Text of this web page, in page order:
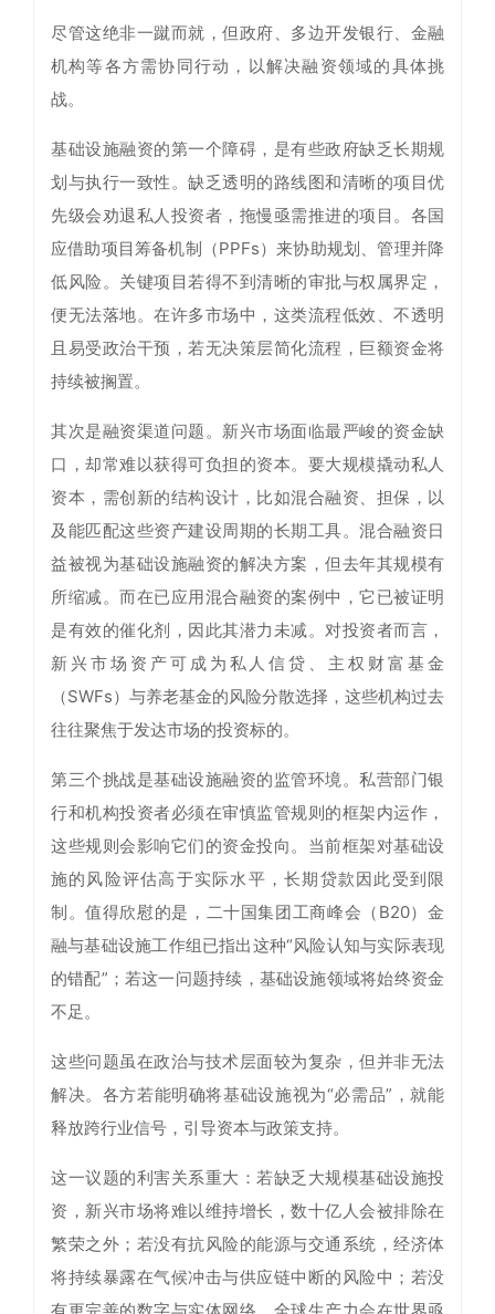
尽管这绝非一蹴而就，但政府、多边开发银行、金融
机构等各方需协同行动，以解决融资领域的具体挑
战。
基础设施融资的第一个障碍，是有些政府缺乏长期规
划与执行一致性。缺乏透明的路线图和清晰的项目优
先级会劝退私人投资者，拖慢亟需推进的项目。各国
应借助项目筹备机制（PPFs）来协助规划、管理并降
低风险。关键项目若得不到清晰的审批与权属界定，
便无法落地。在许多市场中，这类流程低效、不透明
且易受政治干预，若无决策层简化流程，巨额资金将
持续被搁置。
其次是融资渠道问题。新兴市场面临最严峻的资金缺
口，却常难以获得可负担的资本。要大规模撬动私人
资本，需创新的结构设计，比如混合融资、担保，以
及能匹配这些资产建设周期的长期工具。混合融资日
益被视为基础设施融资的解决方案，但去年其规模有
所缩减。而在已应用混合融资的案例中，它已被证明
是有效的催化剂，因此其潜力未减。对投资者而言，
新兴市场资产可成为私人信贷、主权财富基金
（SWFs）与养老基金的风险分散选择，这些机构过去
往往聚焦于发达市场的投资标的。
第三个挑战是基础设施融资的监管环境。私营部门银
行和机构投资者必须在审慎监管规则的框架内运作，
这些规则会影响它们的资金投向。当前框架对基础设
施的风险评估高于实际水平，长期贷款因此受到限
制。值得欣慰的是，二十国集团工商峰会（B20）金
融与基础设施工作组已指出这种“风险认知与实际表现
的错配”；若这一问题持续，基础设施领域将始终资金
不足。
这些问题虽在政治与技术层面较为复杂，但并非无法
解决。各方若能明确将基础设施视为“必需品”，就能
释放跨行业信号，引导资本与政策支持。
这一议题的利害关系重大：若缺乏大规模基础设施投
资，新兴市场将难以维持增长，数十亿人会被排除在
繁荣之外；若没有抗风险的能源与交通系统，经济体
将持续暴露在气候冲击与供应链中断的风险中；若没